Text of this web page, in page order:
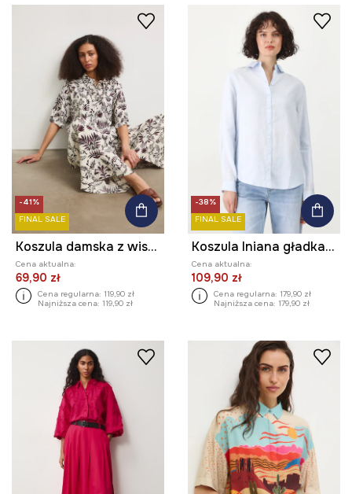
-41%
FINAL SALE
Koszula damska z wiskozą
Cena aktualna:
69,90 zł
Cena regularna: 119,90 zł
Najniższa cena: 119,90 zł
-38%
FINAL SALE
Koszula lniana gładka kolor niebieski
Cena aktualna:
109,90 zł
Cena regularna: 179,90 zł
Najniższa cena: 179,90 zł